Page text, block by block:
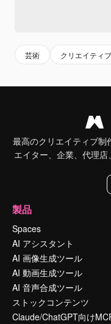
芸術 クリエイティブ
最高のクリエイティブ制
エイター、企業、代理
製品
Spaces
AI アシスタント
AI 画像生成ツール
AI 動画生成ツール
AI 音声合成ツール
ストックコンテンツ
Claude/ChatGPT向け